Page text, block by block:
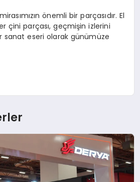
önemli bir parçasıdır. El
çini parçası, geçmişin izlerini
sanat eseri olarak günümüze